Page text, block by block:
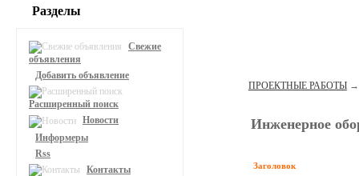
ПРОЕКТНЫЕ РАБОТЫ
Инженерное
Заголовок
Разделы
Свежие
объявления
Добавить объявление
Расширенный поиск
Новости
Информеры
Rss
Контакты